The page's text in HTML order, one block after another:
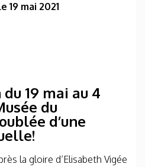
19 mai 2021
19 mai au 4
du
d’une
la gloire d’Elisabeth Vigée